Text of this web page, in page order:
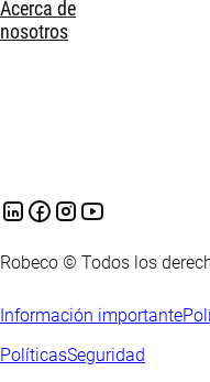
Acerca de
nosotros
Robeco © Todos los
Información importante
PolíticasSeguridad